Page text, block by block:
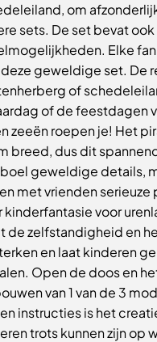
om
sets. De set bevat
Elke
geweldige set. De
of
of de feestdagen
zeeën roepen je! Het
breed, dus dit
geweldige details,
met vrienden
kinderfantasie voor
de zelfstandigheid en
en laat kinderen
Open de doos en
van 1 van de 3
instructies is het
trots kunnen zijn op